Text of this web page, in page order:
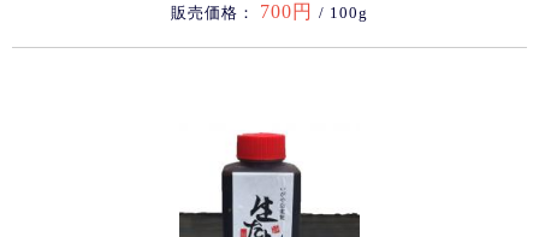
販売価格： 700円 / 100g